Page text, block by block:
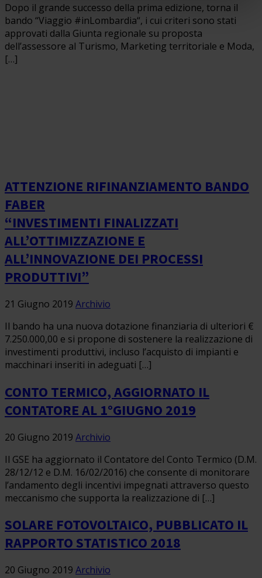
Dopo il grande successo della prima edizione, torna il
bando “Viaggio #inLombardia“, i cui criteri sono stati
approvati dalla Giunta regionale su proposta
dell’assessore al Turismo, Marketing territoriale e Moda,
[…]
ATTENZIONE RIFINANZIAMENTO BANDO
FABER
“INVESTIMENTI FINALIZZATI
ALL’OTTIMIZZAZIONE E
ALL’INNOVAZIONE DEI PROCESSI
PRODUTTIVI”
21 Giugno 2019 Archivio
Il bando ha una nuova dotazione finanziaria di ulteriori €
7.250.000,00 e si propone di sostenere la realizzazione di
investimenti produttivi, incluso l’acquisto di impianti e
macchinari inseriti in adeguati […]
CONTO TERMICO, AGGIORNATO IL
CONTATORE AL 1°GIUGNO 2019
20 Giugno 2019 Archivio
Il GSE ha aggiornato il Contatore del Conto Termico (D.M.
28/12/12 e D.M. 16/02/2016) che consente di monitorare
l’andamento degli incentivi impegnati attraverso questo
meccanismo che supporta la realizzazione di […]
SOLARE FOTOVOLTAICO, PUBBLICATO IL
RAPPORTO STATISTICO 2018
20 Giugno 2019 Archivio